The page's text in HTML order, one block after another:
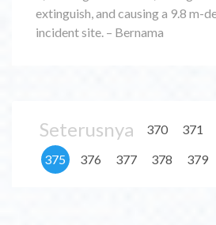
extinguish, and causing a 9.8 m-
incident site. – Bernama
Seterusnya 370 371
375
376 377 378 379